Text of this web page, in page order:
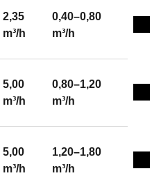
2,35
m³/h
0,40–0,80
m³/h
5,00
m³/h
0,80–1,20
m³/h
5,00
m³/h
1,20–1,80
m³/h